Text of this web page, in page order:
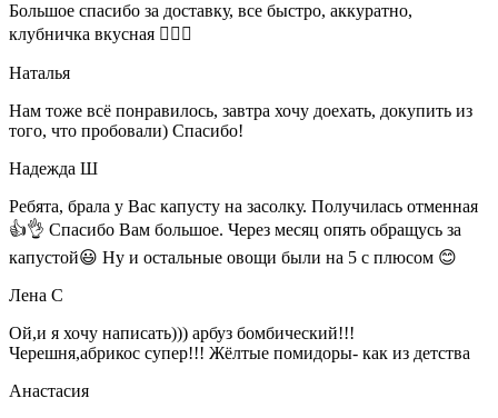
Большое спасибо за доставку, все быстро, аккуратно,
клубничка вкусная 👍🏻🍓
Наталья
Нам тоже всё понравилось, завтра хочу доехать, докупить из
того, что пробовали) Спасибо!
Надежда Ш
Ребята, брала у Вас капусту на засолку. Получилась отменная
👍👌 Спасибо Вам большое. Через месяц опять обращусь за
капустой😃 Ну и остальные овощи были на 5 с плюсом 😊
Лена С
Ой,и я хочу написать))) арбуз бомбический!!!
Черешня,абрикос супер!!! Жёлтые помидоры- как из детства
Анастасия